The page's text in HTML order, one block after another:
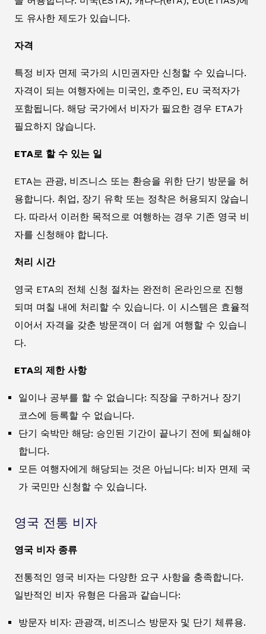
도 유사한 제도가 있습니다.
자격
특정 비자 면제 국가의 시민권자만 신청할 수 있습니다.
자격이 되는 여행자에는 미국인, 호주인, EU 국적자가
포함됩니다. 해당 국가에서 비자가 필요한 경우 ETA가
필요하지 않습니다.
ETA로 할 수 있는 일
ETA는 관광, 비즈니스 또는 환승을 위한 단기 방문을 허
용합니다. 취업, 장기 유학 또는 정착은 허용되지 않습니
다. 따라서 이러한 목적으로 여행하는 경우 기존 영국 비
자를 신청해야 합니다.
처리 시간
영국 ETA의 전체 신청 절차는 완전히 온라인으로 진행
되며 며칠 내에 처리할 수 있습니다. 이 시스템은 효율적
이어서 자격을 갖춘 방문객이 더 쉽게 여행할 수 있습니
다.
ETA의 제한 사항
일이나 공부를 할 수 없습니다: 직장을 구하거나 장기
코스에 등록할 수 없습니다.
단기 숙박만 해당: 승인된 기간이 끝나기 전에 퇴실해야
합니다.
모든 여행자에게 해당되는 것은 아닙니다: 비자 면제 국
가 국민만 신청할 수 있습니다.
영국 전통 비자
영국 비자 종류
전통적인 영국 비자는 다양한 요구 사항을 충족합니다.
일반적인 비자 유형은 다음과 같습니다:
방문자 비자: 관광객, 비즈니스 방문자 및 단기 체류용.